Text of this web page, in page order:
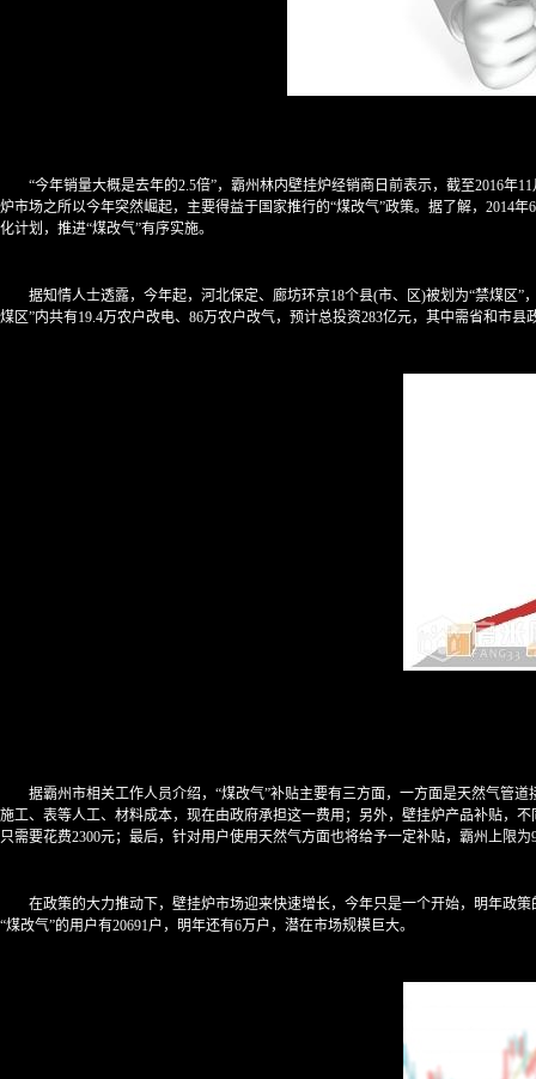
“今年销量大概是去年的2.5倍”，霸州林内壁挂炉经销商日前表示，截至2016年
炉市场之所以今年突然崛起，主要得益于国家推行的“煤改气”政策。据了解，2014
化计划，推进“煤改气”有序实施。
据知情人士透露，今年起，河北保定、廊坊环京18个县(市、区)被划为“禁煤区
煤区”内共有19.4万农户改电、86万农户改气，预计总投资283亿元，其中需省和市
据霸州市相关工作人员介绍，“煤改气”补贴主要有三方面，一方面是天然气管
施工、表等人工、材料成本，现在由政府承担这一费用；另外，壁挂炉产品补贴，
只需要花费2300元；最后，针对用户使用天然气方面也将给予一定补贴，霸州上限为
在政策的大力推动下，壁挂炉市场迎来快速增长，今年只是一个开始，明年政
“煤改气”的用户有20691户，明年还有6万户，潜在市场规模巨大。